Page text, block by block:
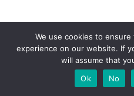
We use cookies to
experience on our website. If
will assume that
Ok
No